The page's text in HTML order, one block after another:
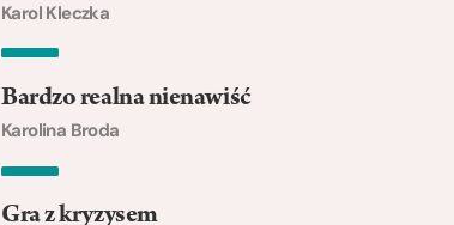
Karol Kleczka
Bardzo realna nienawiść
Karolina Broda
Gra z kryzysem